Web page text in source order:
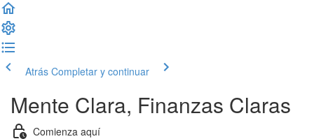
Atrás Completar y continuar
Mente Clara, Finanzas Claras
Comienza aquí